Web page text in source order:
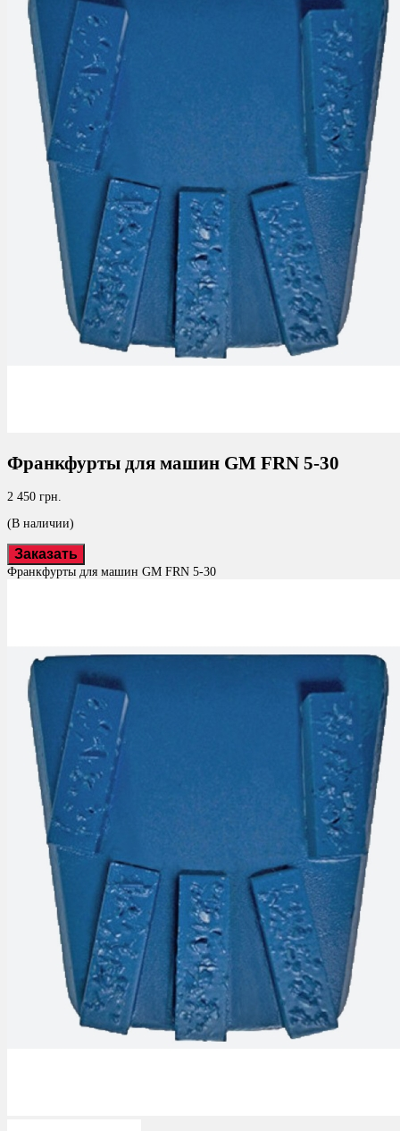
Франкфурты для машин GM FRN 5-30
2 450 грн.
(В наличии)
Заказать
Франкфурты для машин GM FRN 5-30